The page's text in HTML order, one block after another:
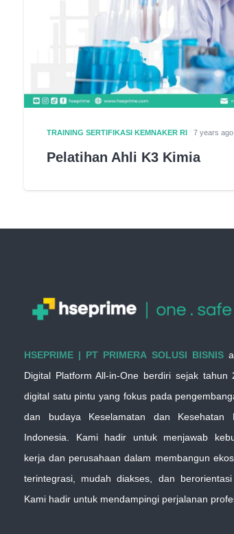
TRAINING SERTIFIKASI KEMNAKER RI 7 years ago
Pelatihan Ahli K3 Kimia
HSEPRIME | PT PRIMERA SOLUSI BISNIS
Digital Platform All-in-One berdiri sejak tahun
digital satu pintu yang fokus pada
dan budaya Keselamatan dan
Indonesia. Kami hadir untuk menjawab
kerja dan perusahaan dalam membangun
terintegrasi, mudah diakses, dan berorientasi
Kami hadir untuk mendampingi perjalanan